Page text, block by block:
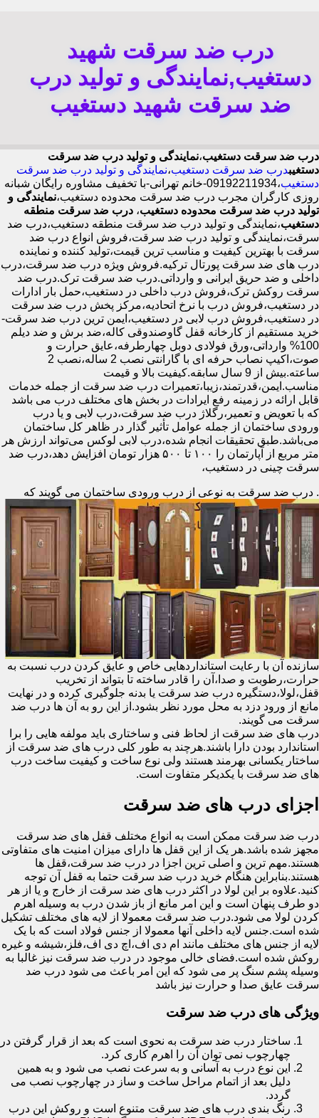
درب ضد سرقت شهید
دستغیب,نمایندگی و تولید درب
ضد سرقت شهید دستغیب
درب ضد سرقت دستغیب،نمایندگی و تولید درب ضد سرقت
دستغیبدرب ضد سرقت دستغیب،نمایندگی و تولید درب ضد سرقت
دستغیب
،09192211934-خانم تهرانی-با تخفیف مشاوره رایگان شبانه
روزی کارگران مجرب درب ضد سرقت محدوده دستغیب،نمایندگی و
تولید درب ضد سرقت محدوده دستغیب، درب ضد سرقت منطقه
دستغیب،نمایندگی و تولید درب ضد سرقت منطقه دستغیب،درب ضد
سرقت،نمایندگی و تولید درب ضد سرقت،فروش انواع درب ضد
سرقت با بهترین کیفیت و مناسب ترین قیمت،تولید کننده و نماینده
درب های ضد سرقت پورتال ترکیه.فروش ویژه درب ضد سرقت،درب
داخلی و ضد حریق ایرانی و وارداتی.درب ضد سرقت ترک.درب ضد
سرقت روکش ترک،فروش درب داخلی در دستغیب،حمل بار ادارات
در دستغیب،فروش درب با نرخ اتحادیه،مرکز پخش درب ضد سرقت
در دستغیب،فروش درب لابی در دستغیب،ایمن ترین درب ضد سرقت-
خرید مستقیم از کارخانه قفل گاوصندوقی کاله،ضد برش و ضد دیلم
100% وارداتی،ورق فولادی دوبل چهارطرفه،عایق حرارت و
صوت،اکیپ نصاب حرفه ای با گارانتی نصب 2 ساله،نصب 2
ساعته.بیش از 9 سال سابقه.کیفیت بالا و قیمت
مناسب.ایمن،قدرتمند،زیبا،تعمیرات درب ضد سرقت از جمله خدمات
قابل ارائه در زمینه رفع ایرادات در بخش های مختلف درب می باشد
که با تعویض و تعمیر،رگلاژ درب ضد سرقت،درب لابی و یا درب
ورودی ساختمان از جمله عوامل تأثیر گذار در ظاهر کل ساختمان
می‌باشد.طبق تحقیقات انجام شده،درب لابی لوکس می‌تواند ارزش هر
متر مربع از آپارتمان را ۱۰۰ تا ۵۰۰ هزار تومان افزایش دهد،درب ضد
سرقت چینی در دستغیب،
. درب ضد سرقت به نوعی از درب ورودی ساختمان می گویند که
سازنده آن با رعایت استانداردهایی خاص و عایق کردن درب نسبت به
حرارت،رطوبت و صدا،آن را قادر ساخته تا بتواند از تخریب
قفل،لولا،دستگیره درب ضد سرقت یا بدنه جلوگیری کرده و در نهایت
مانع از ورود دزد به محل مورد نظر بشود.از این رو به آن ها درب ضد
سرقت می گویند.
درب های ضد سرقت از لحاظ فنی و ساختاری باید مولفه هایی را برا
استاندارد بودن دارا باشند.هرچند به طور کلی درب های ضد سرقت از
ساختار یکسانی بهرمند هستند ولی نوع ساخت و کیفیت ساخت درب
های ضد سرقت با یکدیکر متفاوت است.
اجزای درب های ضد سرقت
درب ضد سرقت ممکن است به انواع مختلف قفل های ضد سرقت
مجهز شده باشد.هر یک از این قفل ها دارای میزان امنیت های متفاوتی
هستند.مهم ترین و اصلی ترین اجزا در درب ضد سرقت،قفل ها
هستند.بنابراین هنگام خرید درب ضد سرقت حتما به قفل آن توجه
کنید.علاوه بر این لولا در اکثر درب های ضد سرقت از خارج و یا از هر
دو طرف پنهان است و این امر مانع از باز شدن درب به وسیله اهرم
کردن لولا می شود.درب ضد سرقت معمولا از لایه های مختلف تشکیل
شده است.جنس لایه داخلی آنها معمولا از جنس فولاد است که با یک
لایه از جنس های مختلف مانند ام دی اف،اچ دی اف،فلز،شیشه و غیره
روکش شده است.فضای خالی موجود در درب ضد سرقت نیز غالبا به
وسیله پشم سنگ پر می شود که این امر باعث می شود درب ضد
سرقت عایق صدا و حرارت نیز باشد
ویژگی های درب ضد سرقت
ساختار درب ضد سرقت به نحوی است که بعد از قرار گرفتن در
چهارچوب نمی توان آن را اهرم کاری کرد.
این نوع درب به آسانی و به سرعت نصب می شود و به همین
دلیل بعد از اتمام مراحل ساخت و ساز در چهارچوب نصب می
گردد.
رنگ بندی درب های ضد سرقت متنوع است و روکش این درب